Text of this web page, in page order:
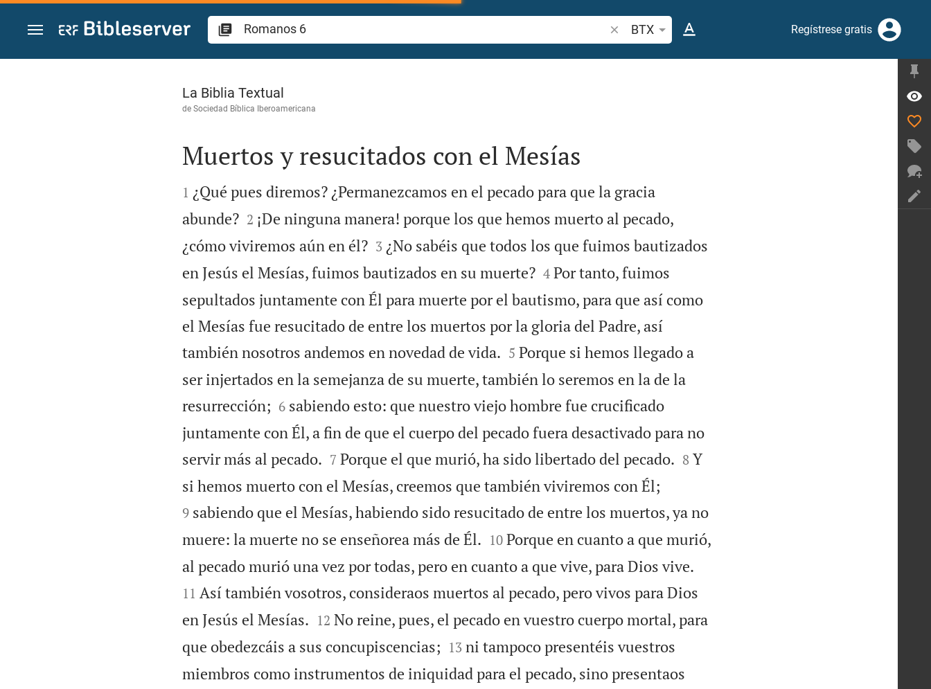
Ir a un contenido
Buscar versículo bíblico o palabra
BTX Regístrese gratis
Romanos 6
La Biblia Textual
de Sociedad Bíblica Iberoamericana

Muertos y resucitados con el Mesías

1 ¿Qué pues diremos? ¿Permanezcamos en el pecado para que la gracia
abunde?
2 ¡De ninguna manera! porque los que hemos muerto al pecado,
¿cómo viviremos aún en él?
3 ¿No sabéis que todos los que fuimos bautizados
en Jesús el Mesías, fuimos bautizados en su muerte?
4 Por tanto, fuimos
sepultados juntamente con Él para muerte por el bautismo, para que así como
el Mesías fue resucitado de entre los muertos por la gloria del Padre, así
también nosotros andemos en novedad de vida.
5 Porque si hemos llegado a
ser injertados en la semejanza de su muerte, también lo seremos en la de la
resurrección;
6 sabiendo esto: que nuestro viejo hombre fue crucificado
juntamente con Él, a fin de que el cuerpo del pecado fuera desactivado para no
servir más al pecado.
7 Porque el que murió, ha sido libertado del pecado.
8 Y
si hemos muerto con el Mesías, creemos que también viviremos con Él;
9 sabiendo que el Mesías, habiendo sido resucitado de entre los muertos, ya no
muere: la muerte no se enseñorea más de Él.
10 Porque en cuanto a que murió,
al pecado murió una vez por todas, pero en cuanto a que vive, para Dios vive.
11 Así también vosotros, consideraos muertos al pecado, pero vivos para Dios
en Jesús el Mesías.
12 No reine, pues, el pecado en vuestro cuerpo mortal, para
que obedezcáis a sus concupiscencias;
13 ni tampoco presentéis vuestros
miembros como instrumentos de iniquidad para el pecado, sino presentaos